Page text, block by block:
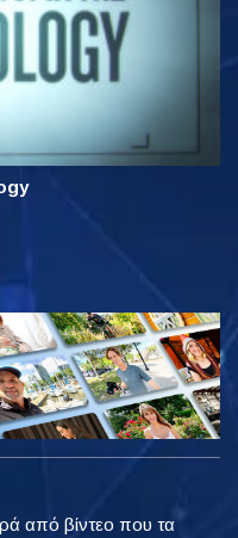
από βίντεο που τα